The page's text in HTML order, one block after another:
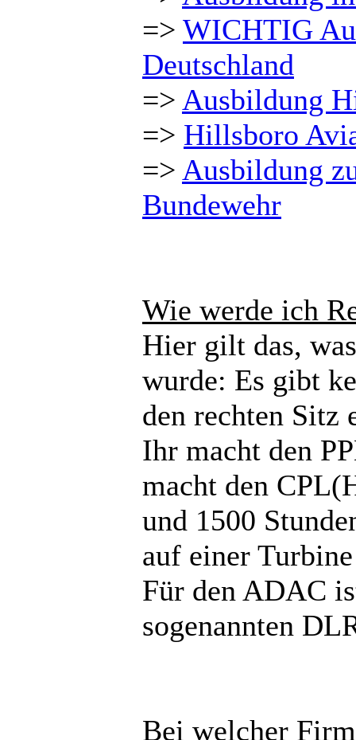
=> WICHTIG
Deutschland
=> Ausbildung
=> Hillsboro
=> Ausbildung
Bundewehr
Wie werde ich
Hier gilt das,
wurde: Es gibt
den rechten Sitz
Ihr macht den
macht den
und 1500
auf einer
Für den ADAC
sogenannten
Bei welcher